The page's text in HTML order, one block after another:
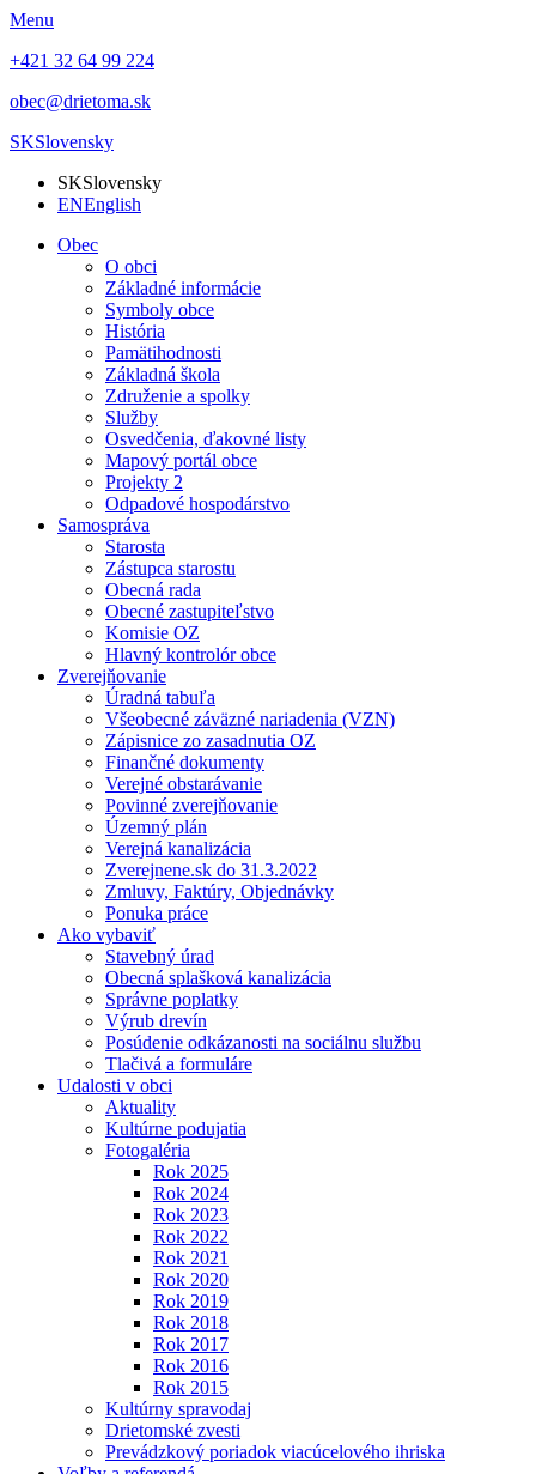
Menu
+421 32 64 99 224
obec@drietoma.sk
SKSlovensky
SKSlovensky
ENEnglish
Obec
O obci
Základné informácie
Symboly obce
História
Pamätihodnosti
Základná škola
Združenie a spolky
Služby
Osvedčenia, ďakovné listy
Mapový portál obce
Projekty 2
Odpadové hospodárstvo
Samospráva
Starosta
Zástupca starostu
Obecná rada
Obecné zastupiteľstvo
Komisie OZ
Hlavný kontrolór obce
Zverejňovanie
Úradná tabuľa
Všeobecné záväzné nariadenia (VZN)
Zápisnice zo zasadnutia OZ
Finančné dokumenty
Verejné obstarávanie
Povinné zverejňovanie
Územný plán
Verejná kanalizácia
Zverejnene.sk do 31.3.2022
Zmluvy, Faktúry, Objednávky
Ponuka práce
Ako vybaviť
Stavebný úrad
Obecná splašková kanalizácia
Správne poplatky
Výrub drevín
Posúdenie odkázanosti na sociálnu službu
Tlačivá a formuláre
Udalosti v obci
Aktuality
Kultúrne podujatia
Fotogaléria
Rok 2025
Rok 2024
Rok 2023
Rok 2022
Rok 2021
Rok 2020
Rok 2019
Rok 2018
Rok 2017
Rok 2016
Rok 2015
Kultúrny spravodaj
Drietomské zvesti
Prevádzkový poriadok viacúcelového ihriska